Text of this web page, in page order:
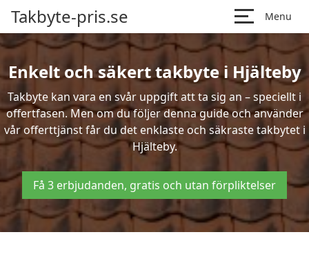
Takbyte-pris.se Menu
Enkelt och säkert takbyte i Hjälteby
Takbyte kan vara en svår uppgift att ta sig an – speciellt i
offertfasen. Men om du följer denna guide och använder
vår offerttjänst får du det enklaste och säkraste takbytet i
Hjälteby.
Få 3 erbjudanden, gratis och utan förpliktelser